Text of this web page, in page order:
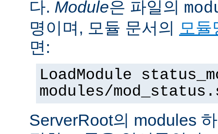
다. Module은 파일의
명이며, 모듈 문서의 모듈
면:
LoadModule
modules/
ServerRoot의 modules